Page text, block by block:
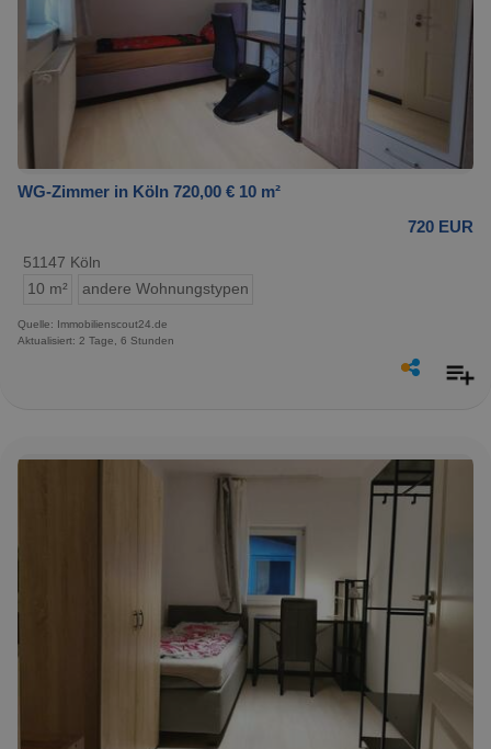
WG-Zimmer in Köln 720,00 € 10 m²
720 EUR
51147 Köln
10 m²
andere Wohnungstypen
Quelle: Immobilienscout24.de
Aktualisiert: 2 Tage, 6 Stunden